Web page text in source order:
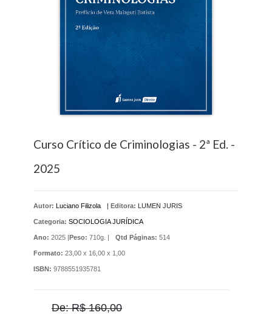
Curso Crítico de Criminologias - 2ª Ed. -
2025
Autor: Luciano Filizola Editora: LUMEN JURIS
Categoria: SOCIOLOGIA JURÍDICA
Ano: 2025 | Peso: 710g. | Qtd Páginas: 514
Formato: 23,00 x 16,00 x 1,00
ISBN: 9788551935781
De: R$ 160,00